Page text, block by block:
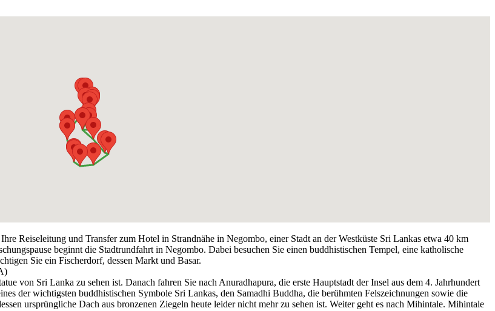
Reiseleitung und Transfer zum Hotel in Strandnähe in Negombo, einer Stadt an der Westküste Sri Lankas etwa 40 km
beginnt die Stadtrundfahrt in Negombo. Dabei besuchen Sie einen buddhistischen Tempel, eine katholische
Sie ein Fischerdorf, dessen Markt und Basar.
von Sri Lanka zu sehen ist. Danach fahren Sie nach Anuradhapura, die erste Hauptstadt der Insel aus dem 4. Jahrhundert
der wichtigsten buddhistischen Symbole Sri Lankas, den Samadhi Buddha, die berühmten Felszeichnungen sowie die
ursprüngliche Dach aus bronzenen Ziegeln heute leider nicht mehr zu sehen ist. Weiter geht es nach Mihintale. Mihintale